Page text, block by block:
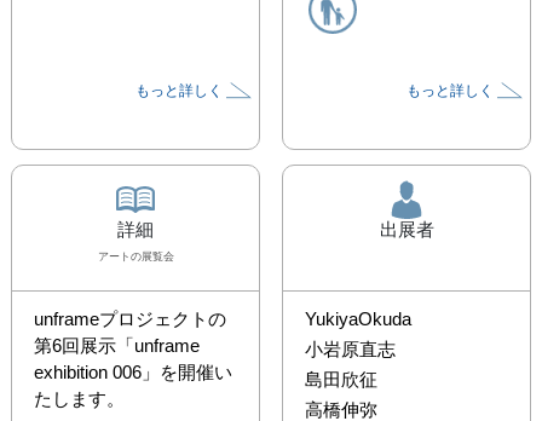
もっと詳しく もっと詳しく
詳細
アート の展覧会
unframeプロジェクトの
第6回展示「unframe
exhibition 006」を開催い
たします。
出展者
YukiyaOkuda
小岩原直志
島田欣征
高橋伸弥